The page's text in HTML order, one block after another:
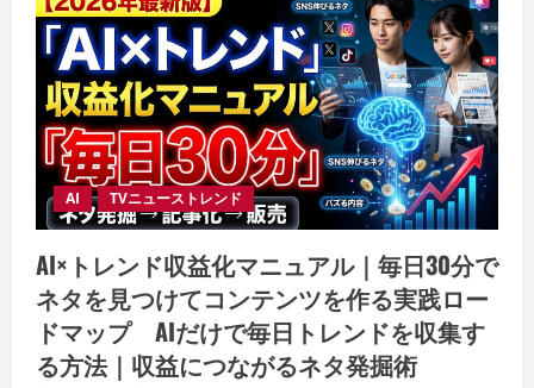
AI TVニューストレンド
AI×トレンド収益化マニュアル｜毎日30分で
ネタを見つけてコンテンツを作る実践ロー
ドマップ AIだけで毎日トレンドを収集す
る方法｜収益につながるネタ発掘術